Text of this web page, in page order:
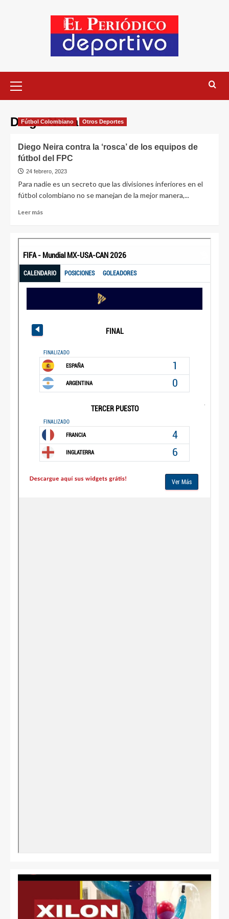
Diego Neira
Fútbol Colombiano Otros Deportes
Diego Neira contra la ‘rosca’ de los equipos de
fútbol del FPC
24 febrero, 2023
Para nadie es un secreto que las divisiones inferiores en el
fútbol colombiano no se manejan de la mejor manera,...
Leer más